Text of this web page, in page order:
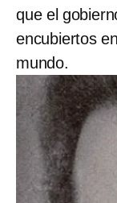
que el
encubiertos
mundo.